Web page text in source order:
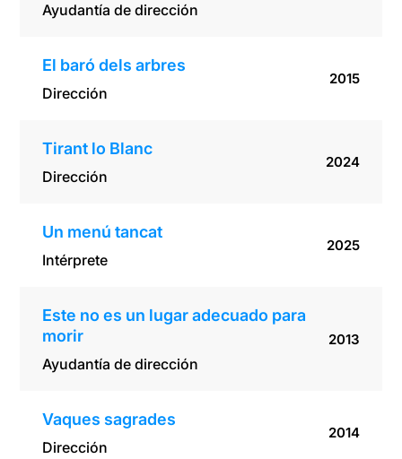
Ayudantía de dirección
El baró dels arbres
Dirección
2015
Tirant lo Blanc
Dirección
2024
Un menú tancat
Intérprete
2025
Este no es un lugar adecuado para
morir
Ayudantía de dirección
2013
Vaques sagrades
Dirección
2014